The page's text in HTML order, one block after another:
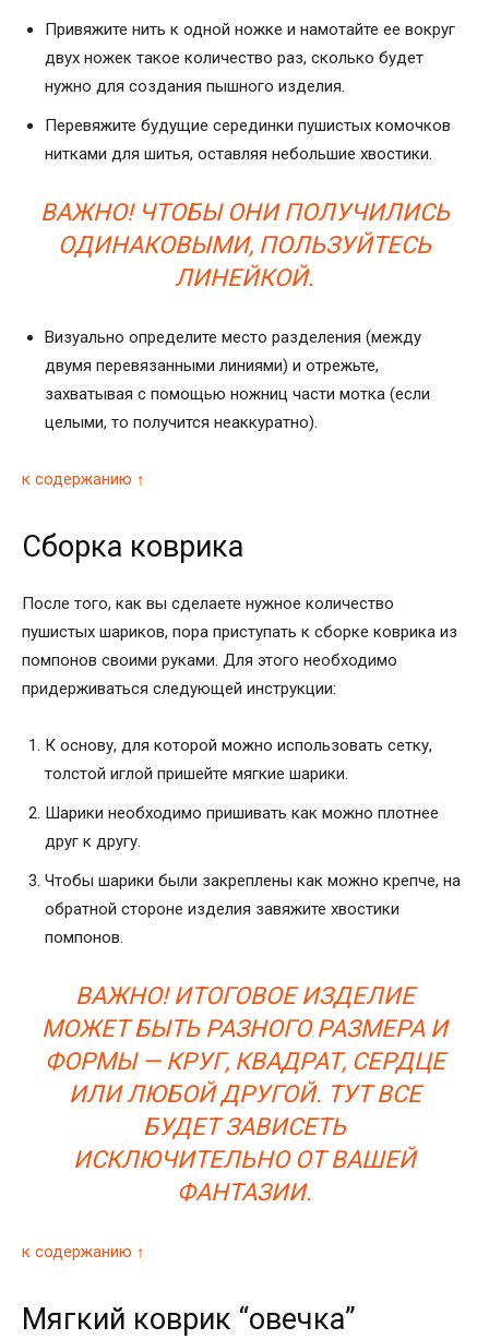
Привяжите нить к одной ножке и намотайте ее вокруг
двух ножек такое количество раз, сколько будет
нужно для создания пышного изделия.
Перевяжите будущие серединки пушистых комочков
нитками для шитья, оставляя небольшие хвостики.
ВАЖНО! ЧТОБЫ ОНИ ПОЛУЧИЛИСЬ
ОДИНАКОВЫМИ, ПОЛЬЗУЙТЕСЬ
ЛИНЕЙКОЙ.
Визуально определите место разделения (между
двумя перевязанными линиями) и отрежьте,
захватывая с помощью ножниц части мотка (если
целыми, то получится неаккуратно).
к содержанию ↑
Сборка коврика
После того, как вы сделаете нужное количество
пушистых шариков, пора приступать к сборке коврика из
помпонов своими руками. Для этого необходимо
придерживаться следующей инструкции:
К основу, для которой можно использовать сетку,
толстой иглой пришейте мягкие шарики.
Шарики необходимо пришивать как можно плотнее
друг к другу.
Чтобы шарики были закреплены как можно крепче, на
обратной стороне изделия завяжите хвостики
помпонов.
ВАЖНО! ИТОГОВОЕ ИЗДЕЛИЕ
МОЖЕТ БЫТЬ РАЗНОГО РАЗМЕРА И
ФОРМЫ — КРУГ, КВАДРАТ, СЕРДЦЕ
ИЛИ ЛЮБОЙ ДРУГОЙ. ТУТ ВСЕ
БУДЕТ ЗАВИСЕТЬ
ИСКЛЮЧИТЕЛЬНО ОТ ВАШЕЙ
ФАНТАЗИИ.
к содержанию ↑
Мягкий коврик “овечка”